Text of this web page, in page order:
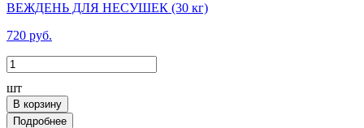
ВЕЖДЕНЬ ДЛЯ НЕСУШЕК (30 кг)
720 руб.
шт
В корзину